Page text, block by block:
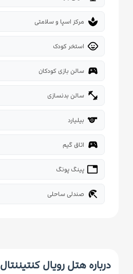
spa مرکز اسپا و سلامتی
child_care استخر کودک
sports_esports سالن بازی کودکان
fitness_center سالن بدنسازی
بیلیارد
sports_esports اتاق گیم
پینگ پونگ
beach_access صندلی ساحلی
درباره هتل رویال کنتیننتال